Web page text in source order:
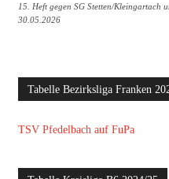
15. Heft gegen SG Stetten/Kleingartach
30.05.2026
Tabelle Bezirksliga Franken
TSV Pfedelbach auf FuPa